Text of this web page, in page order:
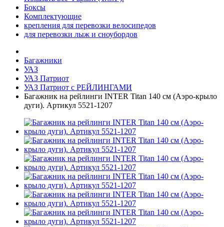
Боксы
Комплектующие
крепления для перевозки велосипедов
для перевозки лыж и сноубордов
Багажники
УАЗ
УАЗ Патриот
УАЗ Патриот с РЕЙЛИНГАМИ
Багажник на рейлинги INTER Titan 140 см (Аэро-крыло
дуги). Артикул 5521-1207